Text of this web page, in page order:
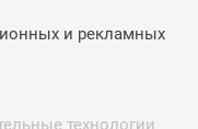
и рекламных